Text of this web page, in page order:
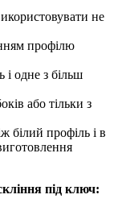
не
профілю
і одне з більш
або тільки з
білий профіль і в
під ключ: